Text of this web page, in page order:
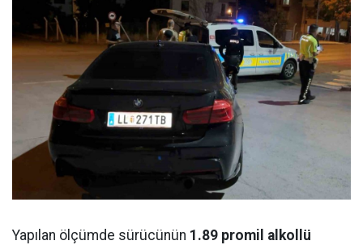
Yapılan ölçümde sürücünün 1.89 promil alkollü